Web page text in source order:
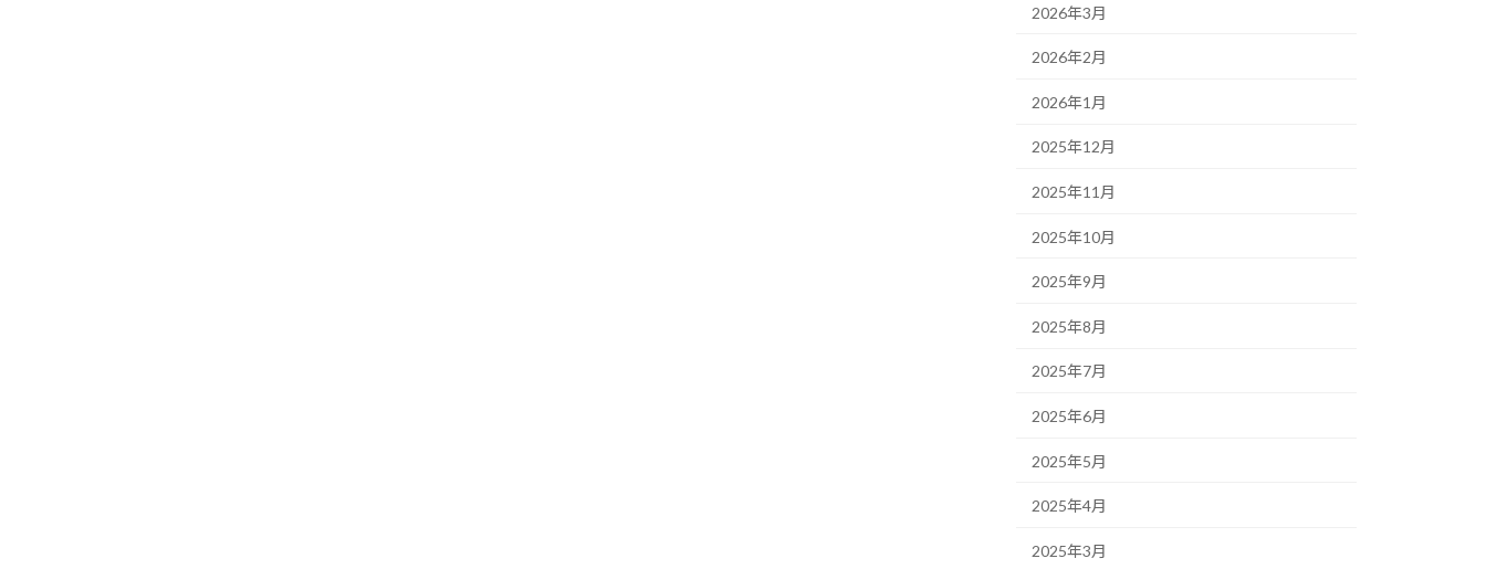
2026年3月
2026年2月
2026年1月
2025年12月
2025年11月
2025年10月
2025年9月
2025年8月
2025年7月
2025年6月
2025年5月
2025年4月
2025年3月